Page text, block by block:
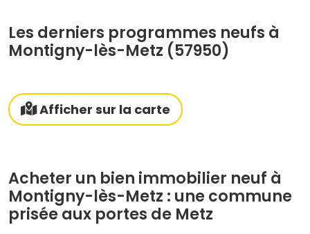
Les derniers programmes neufs à
Montigny-lès-Metz (57950)
Afficher sur la carte
Acheter un bien immobilier neuf à
Montigny-lès-Metz : une commune
prisée aux portes de Metz